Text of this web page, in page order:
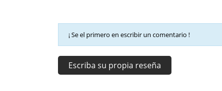
¡ Se el primero en escribir un comentario !
Escriba su propia reseña